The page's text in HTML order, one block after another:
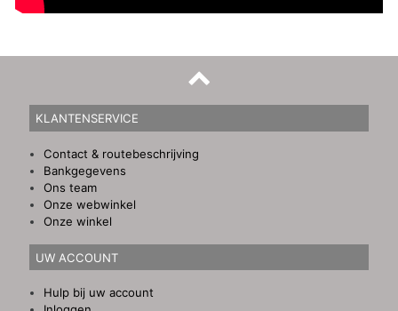
KLANTENSERVICE
Contact & routebeschrijving
Bankgegevens
Ons team
Onze webwinkel
Onze winkel
UW ACCOUNT
Hulp bij uw account